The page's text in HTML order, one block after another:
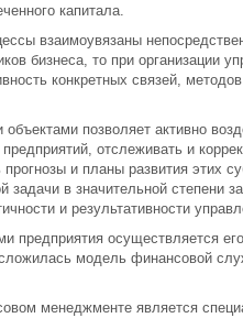
капитала.
взаимоувязаны
бизнеса, то при организации
конкретных связей,
позволяет активно
отслеживать и
и планы развития этих
задачи в значительной степени
и результативности
предприятия осуществляется
модель финансовой
менеджменте является